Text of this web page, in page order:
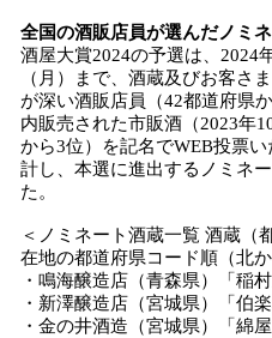
全国の酒販店員が選んだノミ
酒屋大賞2024の予選は、2024
（月）まで、酒蔵及びお客さ
が深い酒販店員（42都道府県
内販売された市販酒（2023年
から3位）を記名でWEB投票
計し、本選に進出するノミネ
た。
＜ノミネート酒蔵一覧 酒蔵
在地の都道府県コード順（北
・鳴海醸造店（青森県）「稲村
・新澤醸造店（宮城県）「伯楽
・金の井酒造（宮城県）「綿屋